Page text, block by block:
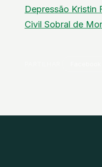
Depressão Kristin
Civil Sobral de